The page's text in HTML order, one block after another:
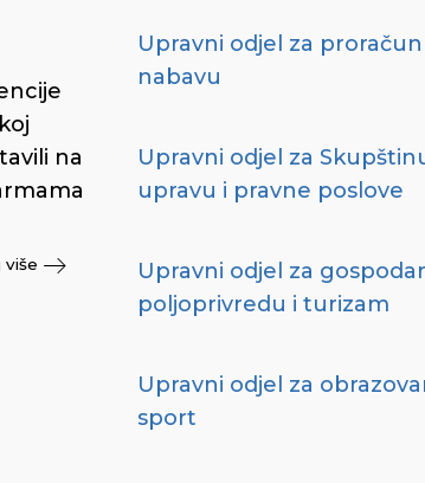
na
više
Upravni odjel za
nabavu
Upravni odjel za
upravu i pravne poslove
Upravni odjel za
poljoprivredu i turizam
Upravni odjel za
sport